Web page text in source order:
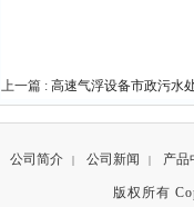
上一篇 : 高速气浮设备市政污水
公司简介 公司新闻 产品
版权所有